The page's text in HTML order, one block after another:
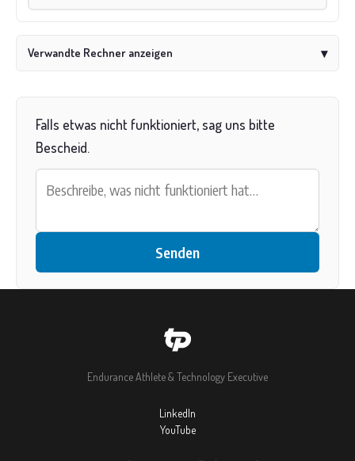
Verwandte Rechner anzeigen ▾
Falls etwas nicht funktioniert, sag uns bitte
Bescheid.
Senden
Endurance Athlete & Technology Executive
LinkedIn
YouTube